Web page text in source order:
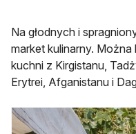
Na głodnych i
market kulinarny.
kuchni z Kirgistanu,
Erytrei, Afganistanu i